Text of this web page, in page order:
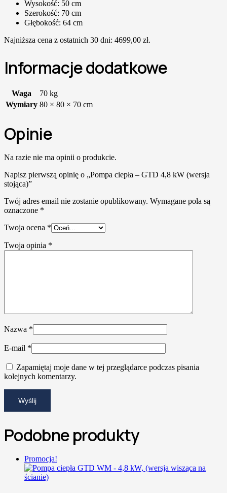
Wysokość: 50 cm
Szerokość: 70 cm
Głębokość: 64 cm
Najniższa cena z ostatnich 30 dni: 4699,00 zł.
Informacje dodatkowe
Waga
70 kg
Wymiary 80 × 80 × 70 cm
Opinie
Na razie nie ma opinii o produkcie.
Napisz pierwszą opinię o „Pompa ciepła – GTD 4,8 kW (wersja
stojąca)”
Twój adres email nie zostanie opublikowany. Wymagane pola są
oznaczone *
Twoja ocena *
Twoja opinia *
Nazwa *
E-mail *
Zapamiętaj moje dane w tej przeglądarce podczas pisania
kolejnych komentarzy.
Podobne produkty
Promocja!